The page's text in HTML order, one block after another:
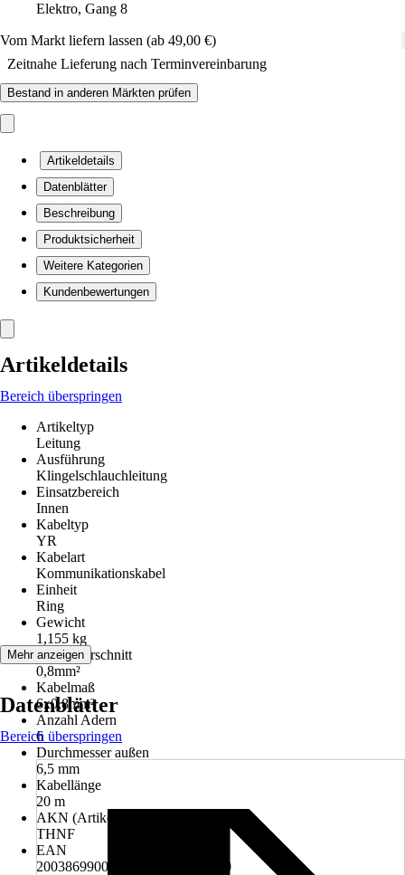
Elektro, Gang 8
Vom Markt liefern lassen (ab 49,00 €)
Zeitnahe Lieferung nach Terminvereinbarung
Bestand in anderen Märkten prüfen
Artikeldetails
Datenblätter
Beschreibung
Produktsicherheit
Weitere Kategorien
Kundenbewertungen
Artikeldetails
Bereich überspringen
Artikeltyp
Leitung
Ausführung
Klingelschlauchleitung
Einsatzbereich
Innen
Kabeltyp
YR
Kabelart
Kommunikationskabel
Einheit
Ring
Gewicht
1,155 kg
Leiterquerschnitt
0,8mm²
Kabelmaß
6x0,8mm²
Anzahl Adern
6
Durchmesser außen
6,5 mm
Kabellänge
20 m
AKN (Artikelkurznummer)
THNF
EAN
2003869900007, 4022873007340
Mehr anzeigen
Datenblätter
Bereich überspringen